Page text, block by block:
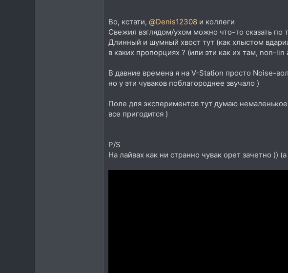
Во, кстати, @Denis12308 и коллеги
Свежил взглядом/ухом можно что-то сказать по
Длинный и шумный хвост тут (как хлыстом
в каких пропорциях ? (или эти как их там, non-
В давние времена я на V-Station просто Noise-
но у эти чуваков поблагороднее звучало )
Поле для экспериментов тут думаю
все пригодится )
P/S
На лайвах как ни странно чувак орет зачетно ))